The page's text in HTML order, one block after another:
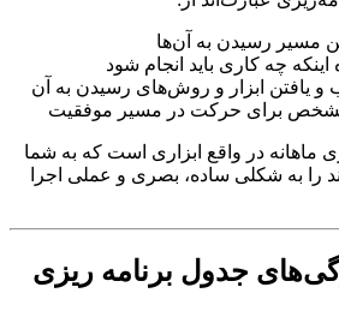
مسیر رسیدن به آن‌ها
چه کاری باید انجام شود
و یافتن ابزار و روش‌های رسیدن به آن
برای حرکت در مسیر موفقیت
ماهانه در واقع ابزاری است که به شما
را به شکلی ساده، بصری و عملی اجرا
جدول برنامه ریزی